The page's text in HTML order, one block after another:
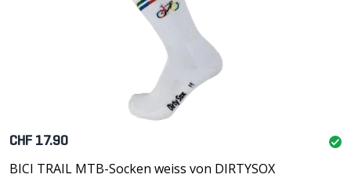
CHF 17.90
BICI TRAIL MTB-Socken weiss von DIRTYSOX